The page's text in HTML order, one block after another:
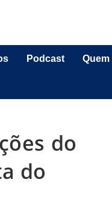
Podcast
do
do